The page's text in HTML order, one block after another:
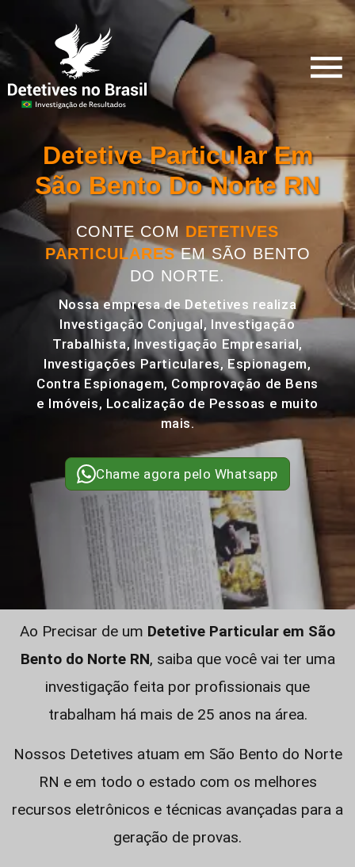
Detetive Particular Em
São Bento Do Norte RN
CONTE COM DETETIVES
PARTICULARESEM SÃO BENTO
DO NORTE.
Nossa empresa de Detetives realiza
Investigação Conjugal, Investigação
Trabalhista, Investigação Empresarial,
Investigações Particulares, Espionagem,
Contra Espionagem, Comprovação de Bens
e Imóveis, Localização de Pessoas e muito
mais.
Chame agora pelo Whatsapp
Ao Precisar de um Detetive Particular em São
Bento do Norte RN, saiba que você vai ter uma
investigação feita por profissionais que
trabalham há mais de 25 anos na área.
Nossos Detetives atuam em São Bento do Norte
RN e em todo o estado com os melhores
recursos eletrônicos e técnicas avançadas para a
geração de provas.